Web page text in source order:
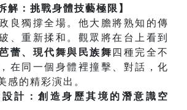
解：挑戰身體技藝極限】
良獨撐全場。他大膽將熟知的傳
、重新揉和。觀眾將在台上看到
蕾、現代舞與民族舞 四種完全不
在同一個身體裡撞擊、對話，化
感的精彩演出。
設計：創造身歷其境的潛意識空